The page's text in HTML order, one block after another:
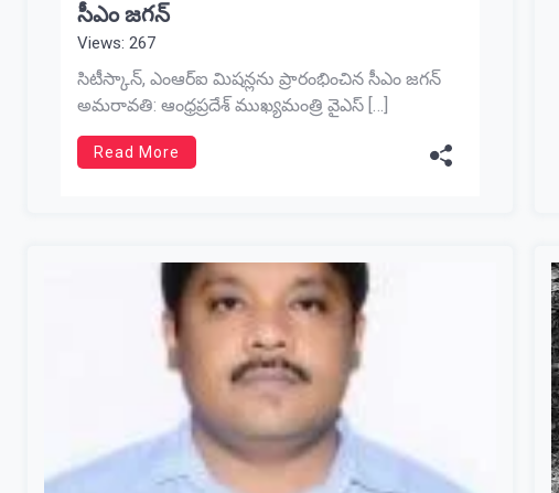
సీఎం జగన్‌
Views: 267
సిటీస్కాన్‌, ఎంఆర్‌ఐ మిషన్లను ప్రారంభించిన సీఎం జగన్‌
అమరావతి: ఆంధ్రప్రదేశ్‌ ముఖ్యమంత్రి వైఎస్‌ […]
Read More